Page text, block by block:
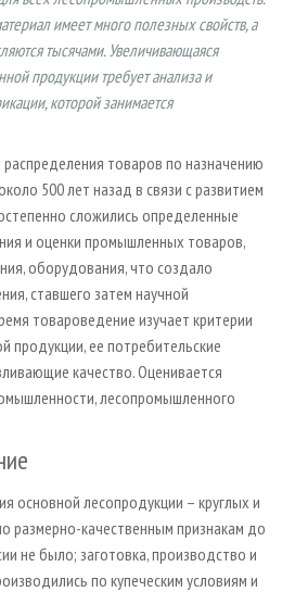
ПЛИТ
имеет много полезных свойств, а
тысячами. Увеличивающаяся
продукции требует анализа и
которой занимается
товаров по назначению
500 лет назад в связи с развитием
сложились определенные
и оценки промышленных товаров,
оборудования, что создало
ставшего затем научной
товароведение изучает критерии
продукции, ее потребительские
качество. Оценивается
лесопромышленного
основной лесопродукции – круглых и
размерно-качественным признакам до
не было; заготовка, производство и
по купеческим условиям и